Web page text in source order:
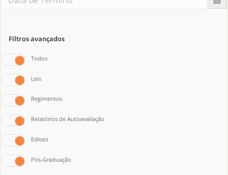
Filtros avançados
Todos
Leis
Regimentos
Relatórios de Autoavaliação
Editais
Pós-Graduação